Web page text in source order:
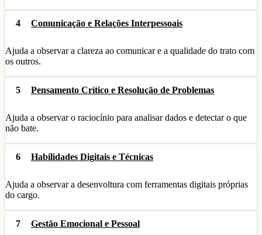
4 Comunicação e Relações Interpessoais
Ajuda a observar a clareza ao comunicar e a qualidade do trato com
os outros.
5 Pensamento Crítico e Resolução de Problemas
Ajuda a observar o raciocínio para analisar dados e detectar o que
não bate.
6 Habilidades Digitais e Técnicas
Ajuda a observar a desenvoltura com ferramentas digitais próprias
do cargo.
7 Gestão Emocional e Pessoal